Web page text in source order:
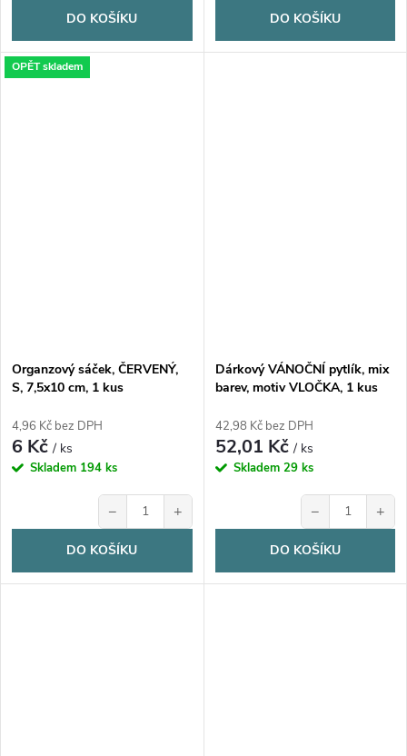
DO KOŠÍKU DO KOŠÍKU
OPĚT skladem
Organzový sáček, ČERVENÝ,
S, 7,5x10 cm, 1 kus
4,96 Kč bez DPH
6 Kč/ ks
Skladem 194 ks
− +
DO KOŠÍKU
Dárkový VÁNOČNÍ pytlík, mix
barev, motiv VLOČKA, 1 kus
42,98 Kč bez DPH
52,01 Kč/ ks
Skladem 29 ks
− +
DO KOŠÍKU